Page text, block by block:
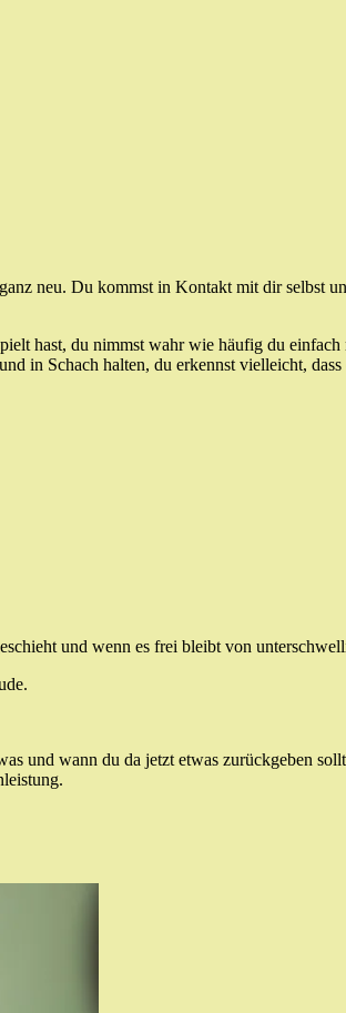
neu. Du kommst in Kontakt mit dir selbst
hast, du nimmst wahr wie häufig du
in Schach halten, du erkennst vielleicht,
und wenn es frei bleibt von
und wann du da jetzt etwas zurückgeben